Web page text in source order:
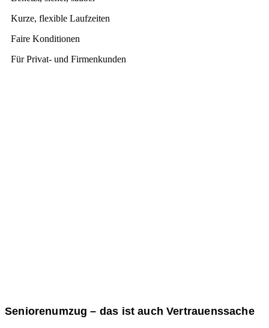
Kurze, flexible Laufzeiten
Faire Konditionen
Für Privat- und Firmenkunden
Seniorenumzug – das ist auch Vertrauenssache